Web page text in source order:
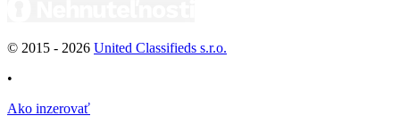
© 2015 - 2026 United Classifieds s.r.o.
•
Ako inzerovať